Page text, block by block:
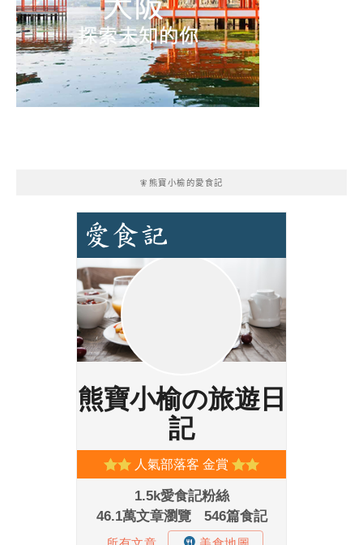
🧚熊寶小榆的愛食記